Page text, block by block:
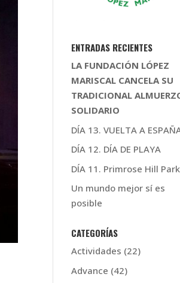
ENTRADAS RECIENTES
LA FUNDACIÓN LÓPEZ
MARISCAL CANCELA SU
TRADICIONAL
SOLIDARIO
DÍA 13. VUELTA A
DÍA 12. DÍA DE PLAYA
DÍA 11. Primrose Hill Park
Un mundo mejor sí es
posible
CATEGORÍAS
Actividades (22)
Advance (42)